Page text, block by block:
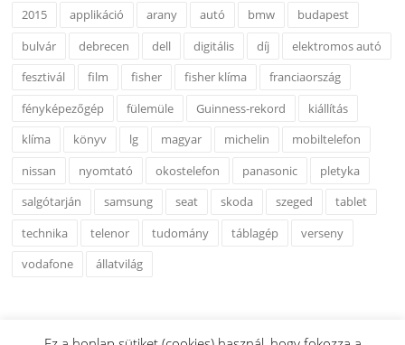
2015 applikáció arany autó bmw
budapest
bulvár
debrecen dell digitális díj
elektromos autó
fesztivál
film fisher fisher klíma
franciaország
fényképezőgép
fülemüle Guinness-rekord
kiállítás
klíma
könyv lg magyar michelin
mobiltelefon
nissan
nyomtató okostelefon panasonic
pletyka
salgótarján
samsung seat skoda szeged
tablet
technika
telenor tudomány táblagép
verseny
vodafone
állatvilág